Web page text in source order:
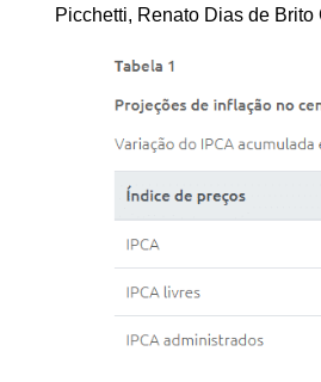
Picchetti, Renato Dias de